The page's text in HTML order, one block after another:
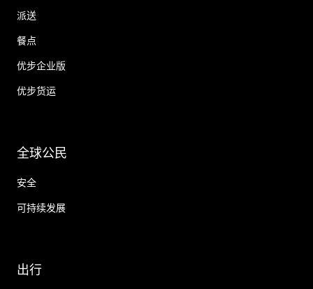
派送
餐点
优步企业版
优步货运
全球公民
安全
可持续发展
出行